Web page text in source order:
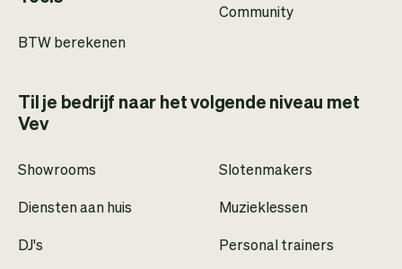
BTW berekenen
Community
Til je bedrijf naar het volgende niveau met
Vev
Showrooms
Diensten aan huis
DJ's
Slotenmakers
Muzieklessen
Personal trainers